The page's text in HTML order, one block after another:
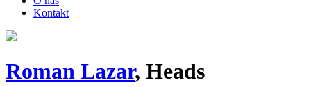
Kontakt
Roman Lazar, Heads